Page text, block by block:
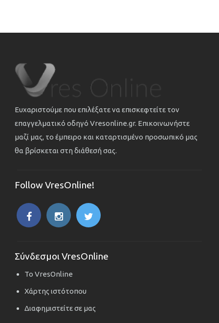
Ευχαριστούμε που επιλέξατε να επισκεφτείτε τον
επαγγελματικό οδηγό Vresonline.gr. Επικοινωνήστε
μαζί μας, το έμπειρο και καταρτισμένο προσωπικό μας
θα βρίσκεται στη διάθεσή σας.
Follow VresOnline!
Σύνδεσμοι VresOnline
Το VresOnline
Χάρτης ιστότοπου
Διαφημιστείτε σε μας